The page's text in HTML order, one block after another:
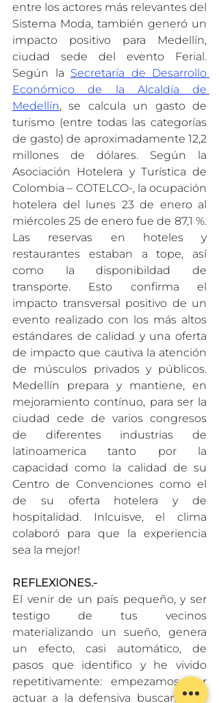
entre los actores más relevantes del
Sistema Moda, también generó un
impacto positivo para Medellín,
ciudad sede del evento Ferial.
Según la Secretaría de Desarrollo
Económico de la Alcaldía de
Medellín, se calcula un gasto de
turismo (entre todas las categorías
de gasto) de aproximadamente 12,2
millones de dólares. Según la
Asociación Hotelera y Turística de
Colombia – COTELCO-, la ocupación
hotelera del lunes 23 de enero al
miércoles 25 de enero fue de 87,1 %.
Las reservas en hoteles y
restaurantes estaban a tope, así
como la disponibildad de
transporte. Esto confirma el
impacto transversal positivo de un
evento realizado con los más altos
estándares de calidad y una oferta
de impacto que cautiva la atención
de músculos privados y públicos.
Medellín prepara y mantiene, en
mejoramiento contínuo, para ser la
ciudad cede de varios congresos
de diferentes industrias de
latinoamerica tanto por la
capacidad como la calidad de su
Centro de Convenciones como el
de su oferta hotelera y de
hospitalidad. Inlcuisve, el clima
colaboró para que la experiencia
sea la mejor!
REFLEXIONES.-
El venir de un país pequeño, y ser
testigo de tus vecinos
materializando un sueño, genera
un efecto, casi automático, de
pasos que identifico y he vivido
repetitivamente: empezamos por
actuar a la defensiva buscando el